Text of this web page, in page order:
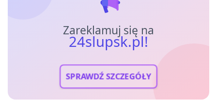
Zareklamuj się na
24slupsk.pl!
SPRAWDŹ SZCZEGÓŁY